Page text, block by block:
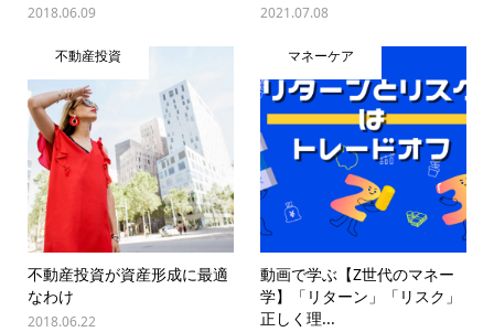
2018.06.09 2021.07.08
不動産投資
不動産投資が資産形成に最適
なわけ
2018.06.22
マネーケア
動画で学ぶ【Z世代のマネー
学】「リターン」「リスク」
正しく理...